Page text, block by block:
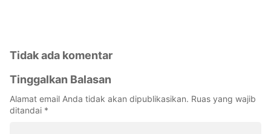
Tidak ada komentar
Tinggalkan Balasan
Alamat email Anda tidak akan dipublikasikan. Ruas yang wajib
ditandai *